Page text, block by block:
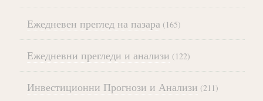
Ежедневен преглед на пазара (165)
Ежедневни прегледи и анализи (122)
Инвестиционни Прогнози и Анализи (211)